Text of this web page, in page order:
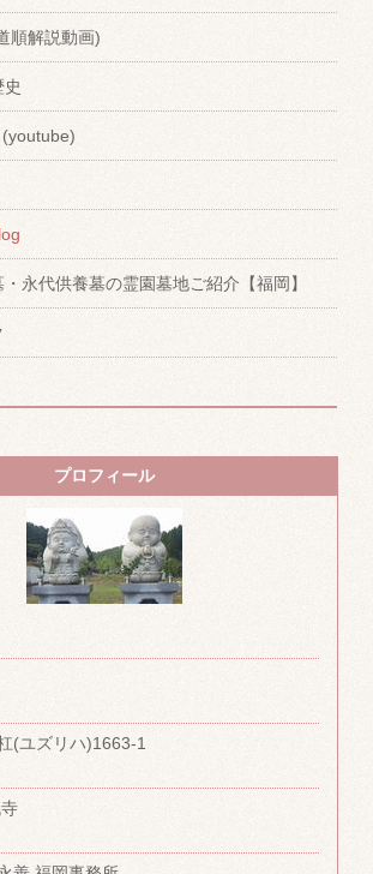
順解説動画)
永代供養墓の霊園墓地ご紹介【福岡】
プロフィール
(ユズリハ)1663-1